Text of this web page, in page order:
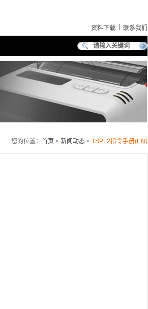
资料下载 联系我们
您的位置： 首页 新闻动态 TSPL2指令手册(EN)